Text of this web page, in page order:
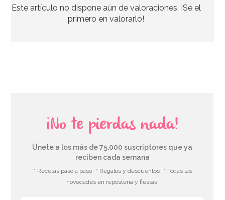
11,50€
Este artículo no dispone aún de valoraciones. ¡Se el
primero en valorarlo!
¡No te pierdas nada!
Únete a los más de 75.000 suscriptores que ya
reciben cada semana
* Recetas paso a paso * Regalos y descuentos
* Todas las
novedades en repostería y fiestas